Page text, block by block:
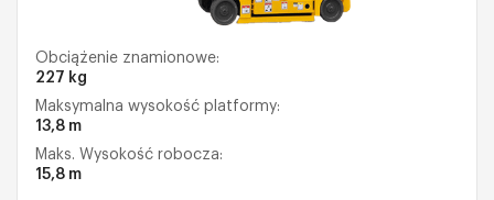
Obciążenie znamionowe:
227 kg
Maksymalna wysokość platformy:
13,8 m
Maks. Wysokość robocza:
15,8 m